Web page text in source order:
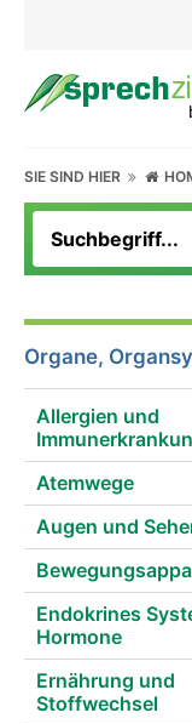
SIE SIND HIER
Organe,
Allergien und
Atemwege
Augen und
Endokrines
Hormone
Ernährung und
Stoffwechsel